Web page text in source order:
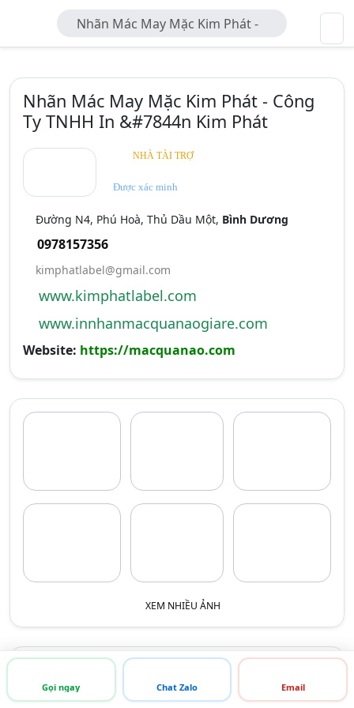
Nhãn Mác May Mặc Kim Phát -
Công Ty TNHH In &#7844n Kim Phát
Nhãn Mác May Mặc Kim Phát - Công
Ty TNHH In &#7844n Kim Phát
NHÀ TÀI TRỢ
Được xác minh
Đường N4, Phú Hoà, Thủ Dầu Một, Bình Dương
0978157356
kimphatlabel@gmail.com
www.kimphatlabel.com
www.innhanmacquanaogiare.com
Website: https://macquanao.com
XEM NHIỀU ẢNH
Gọi ngay Chat Zalo Email